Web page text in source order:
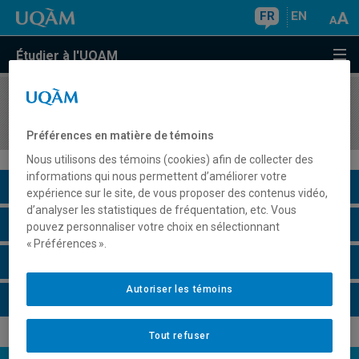
FR EN
Étudier à l'UQAM
COURS//
Description du cours
Horaire - Été 2026
Préférences en matière de témoins
Nous utilisons des témoins (cookies) afin de collecter des
informations qui nous permettent d’améliorer votre
expérience sur le site, de vous proposer des contenus vidéo,
d’analyser les statistiques de fréquentation, etc. Vous
pouvez personnaliser votre choix en sélectionnant
« Préférences ».
Tout refuser
Autoriser les témoins